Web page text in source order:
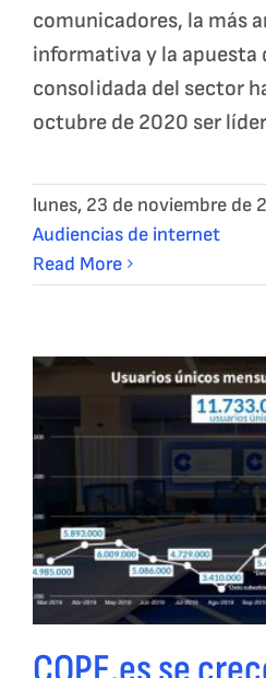
comunicadores, la más
informativa y la apuesta
consolidada del sector
octubre de 2020 ser
lunes, 23 de noviembre de
Audiencias de internet
Read More